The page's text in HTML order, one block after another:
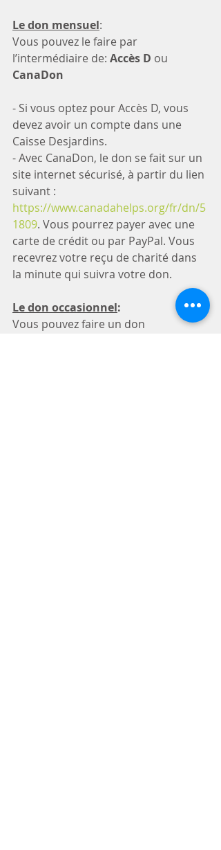
Le don mensuel:
Vous pouvez le faire par
l’intermédiaire de: Accès D ou
CanaDon
- Si vous optez pour Accès D, vous
devez avoir un compte dans une
Caisse Desjardins.
- Avec CanaDon, le don se fait sur un
site internet sécurisé, à partir du lien
suivant :
https://www.canadahelps.org/fr/dn/5
1809. Vous pourrez payer avec une
carte de crédit ou par PayPal. Vous
recevrez votre reçu de charité dans
la minute qui suivra votre don.
Le don occasionnel:
Vous pouvez faire un don